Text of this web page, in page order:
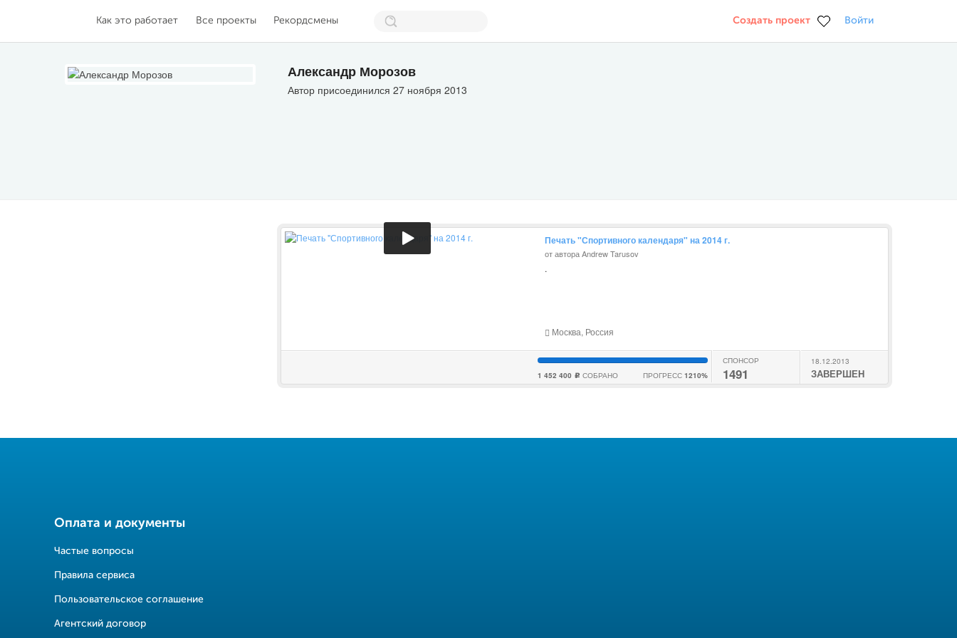
Как это работает Все проекты Рекордсмены Создать проект Войти
Александр Морозов
Автор присоединился 27 ноября 2013
Печать "Спортивного календаря" на 2014 г.
от автора Andrew Tarusov
.
Москва, Россия
1 452 400 c СОБРАНО ПРОГРЕСС 1210%
СПОНСОР
1491
18.12.2013
ЗАВЕРШЕН
Оплата и документы
Частые вопросы
Правила сервиса
Пользовательское соглашение
Агентский договор